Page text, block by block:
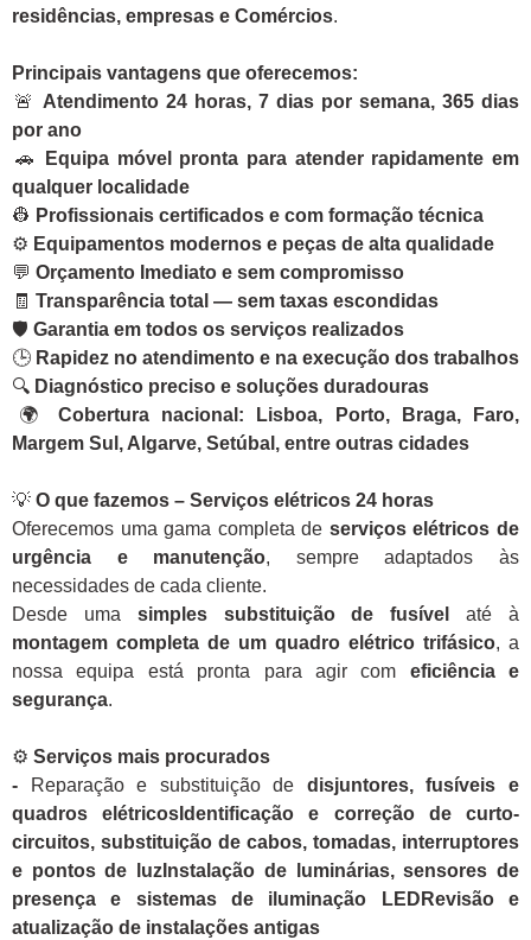
residências, empresas e Comércios.
Principais vantagens que oferecemos:
🚨 Atendimento 24 horas, 7 dias por semana, 365 dias
por ano
🚗
Equipa móvel pronta para atender rapidamente em
qualquer localidade
👷 Profissionais certificados e com formação técnica
⚙️ Equipamentos modernos e peças de alta qualidade
💬 Orçamento Imediato e sem compromisso
🧾 Transparência total — sem taxas escondidas
🛡️ Garantia em todos os serviços realizados
🕒 Rapidez no atendimento e na execução dos trabalhos
🔍 Diagnóstico preciso e soluções duradouras
🌍 Cobertura nacional: Lisboa, Porto, Braga, Faro,
Margem Sul, Algarve, Setúbal, entre outras cidades
💡 O que fazemos – Serviços elétricos 24 horas
Oferecemos uma gama completa de serviços elétricos de
urgência e manutenção, sempre adaptados às
necessidades de cada cliente.
Desde uma simples substituição de fusível
até à
montagem completa de um quadro elétrico trifásico, a
nossa equipa está pronta para agir com eficiência e
segurança.
⚙️ Serviços mais procurados
-
Reparação e substituição de disjuntores, fusíveis e
quadros elétricosIdentificação e correção de curto-
circuitos, substituição de cabos, tomadas, interruptores
e pontos de luzInstalação de luminárias, sensores de
presença e sistemas de iluminação LEDRevisão e
atualização de instalações antigas